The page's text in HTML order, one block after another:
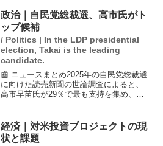
政治｜自民党総裁選、高市氏がト
ップ候補
/ Politics | In the LDP presidential
election, Takai is the leading
candidate.
📰 ニュースまとめ2025年の自民党総裁選
に向けた読売新聞の世論調査によると、
高市早苗氏が29％で最も支持を集め、次
の総裁に誰がふさわしいかを尋ねたもの
です。また...
経済｜対米投資プロジェクトの現
状と課題